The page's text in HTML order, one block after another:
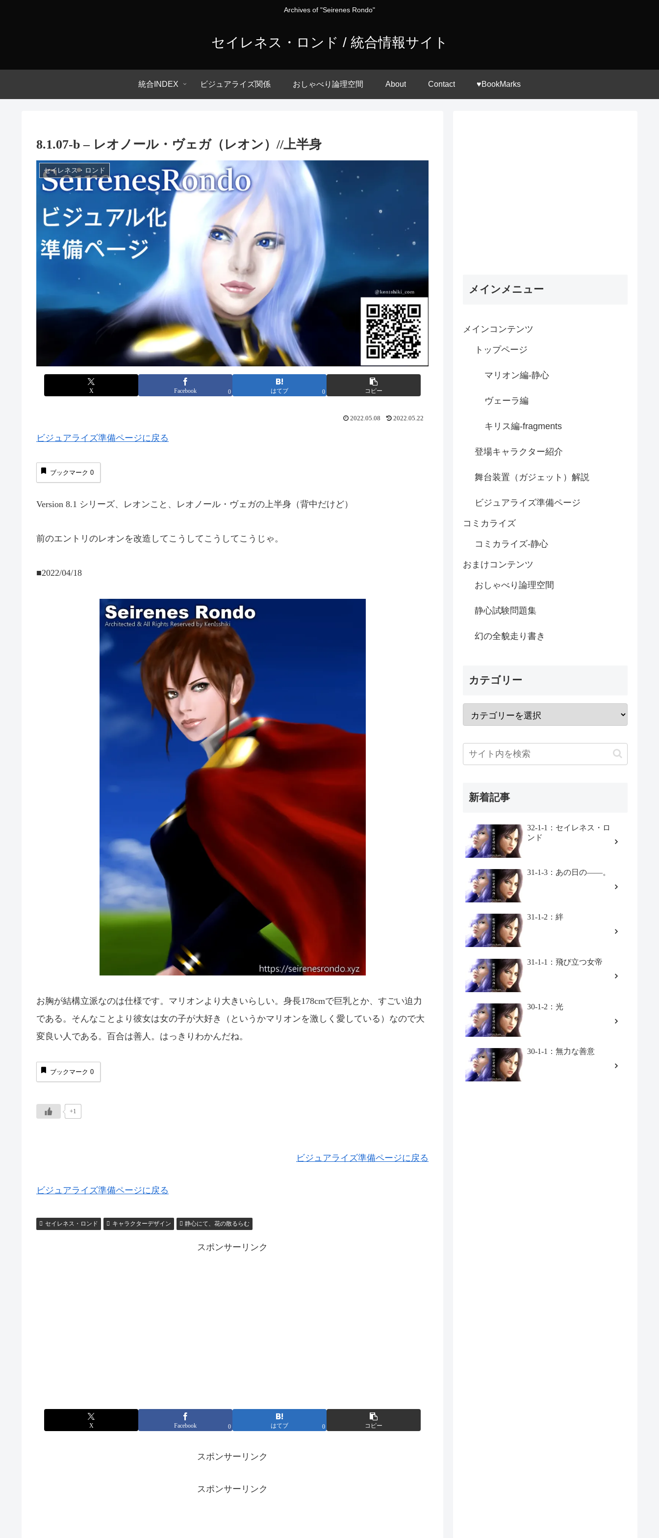
Archives of "Seirenes Rondo"
セイレネス・ロンド / 統合情報サイト
統合INDEX ビジュアライズ関係 おしゃべり論理空間 About Contact ♥BookMarks
8.1.07-b – レオノール・ヴェガ（レオン）//上半身
セイレネス・ロンド
X Facebook 0 はてブ 0 コピー
2022.05.08 2022.05.22
ビジュアライズ準備ページに戻る
ブックマーク 0
Version 8.1 シリーズ、レオンこと、レオノール・ヴェガの上半身（背中だけど）
前のエントリのレオンを改造してこうしてこうしてこうじゃ。
■2022/04/18
お胸が結構立派なのは仕様です。マリオンより大きいらしい。身長178cmで巨乳とか、すごい迫力
である。そんなことより彼女は女の子が大好き（というかマリオンを激しく愛している）なので大
変良い人である。百合は善人。はっきりわかんだね。
ブックマーク 0
+1
ビジュアライズ準備ページに戻る
ビジュアライズ準備ページに戻る
セイレネス・ロンド キャラクターデザイン 静心にて、花の散るらむ
スポンサーリンク
X Facebook 0 はてブ 0 コピー
スポンサーリンク
スポンサーリンク
メインメニュー
メインコンテンツ
トップページ
マリオン編-静心
ヴェーラ編
キリス編-fragments
登場キャラクター紹介
舞台装置（ガジェット）解説
ビジュアライズ準備ページ
コミカライズ
コミカライズ-静心
おまけコンテンツ
おしゃべり論理空間
静心試験問題集
幻の全貌走り書き
カテゴリー
新着記事
32-1-1：セイレネス・ロ
ンド
31-1-3：あの日の――。
31-1-2：絆
31-1-1：飛び立つ女帝
30-1-2：光
30-1-1：無力な善意